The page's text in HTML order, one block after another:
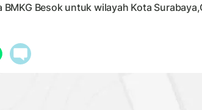
BMKG Besok untuk wilayah Kota